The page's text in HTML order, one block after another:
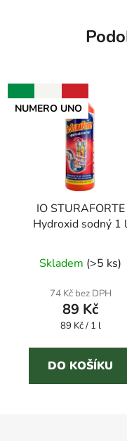
NUMERO UNO
IO STURAFORTE
Hydroxid sodný 1 l
Skladem (>5 ks)
74 Kč bez DPH
89 Kč
Měrná
89 Kč / 1 l
DO KOŠÍKU